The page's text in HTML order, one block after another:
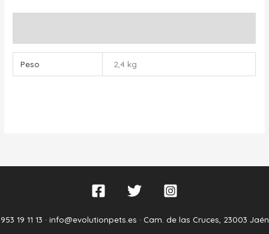
Peso 2,4 kg
953 19 11 13 · info@evolutionpets.es · Cam. de las Cruces, 23003 Jaén